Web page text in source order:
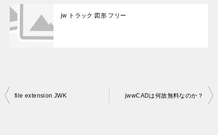
jw トラック 図形 フリー
投
file extension JWK jwwCADは何故無料なのか？